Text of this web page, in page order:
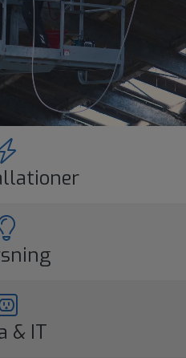
& IT